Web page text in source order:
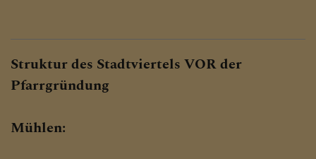
Struktur des Stadtviertels VOR der
Pfarrgründung
Mühlen: